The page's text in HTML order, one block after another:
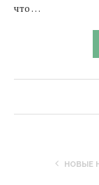
что …
НОВЫЕ